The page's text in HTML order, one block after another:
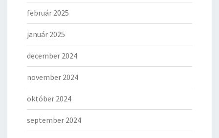
február 2025
január 2025
december 2024
november 2024
október 2024
september 2024